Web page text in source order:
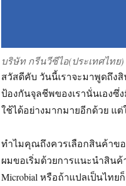
บริษัท กรีนวีซีไอ(ประเทศไทย
สวัสดีคับ วันนี้เราจะมาพูดถึ
ป้องกันจุลชีพของเรานั่นเอง
ใช้ได้อย่างมากมายอีกด้วย แ
ทำไมคุณถึงควรเลือกสินค้าขอ
ผมขอเริ่มด้วยการแนะนำสินค้
Microbial หรือถ้าแปลเป็นไทย